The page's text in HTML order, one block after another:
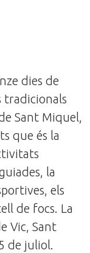
dies de
tradicionals
Sant Miquel,
que és la
la
els
de focs. La
Vic, Sant
de juliol.